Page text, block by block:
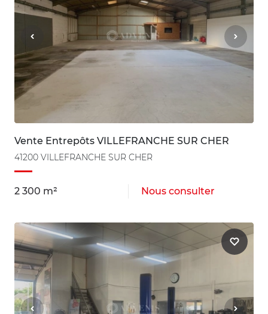
Vente Entrepôts VILLEFRANCHE SUR CHER
41200 VILLEFRANCHE SUR CHER
2 300 m² Nous consulter